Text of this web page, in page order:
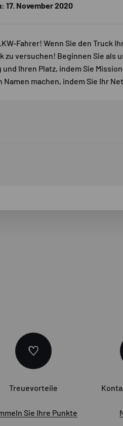
17. November 2020
Fahrer! Wenn Sie den Truck
zu versuchen! Beginnen Sie als
und Ihren Platz, indem Sie
machen, indem Sie Ihr
Treuevorteile
Sie Ihre Punkte